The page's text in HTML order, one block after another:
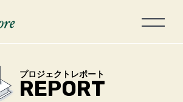
プロジェクトレポート
REPORT